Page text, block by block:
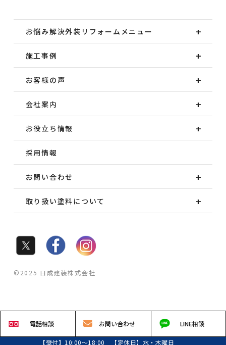
電話相談 お問い合わせ LINE相談
【受付】10:00～18:00 【定休日】水・木曜日
お悩み解決外装 リフォームメニュー
施工事例
お客様の声
会社案内
お役立ち情報
採用情報
お問い合わせ
取り扱い塗料について
©2025 日成建装株式会社